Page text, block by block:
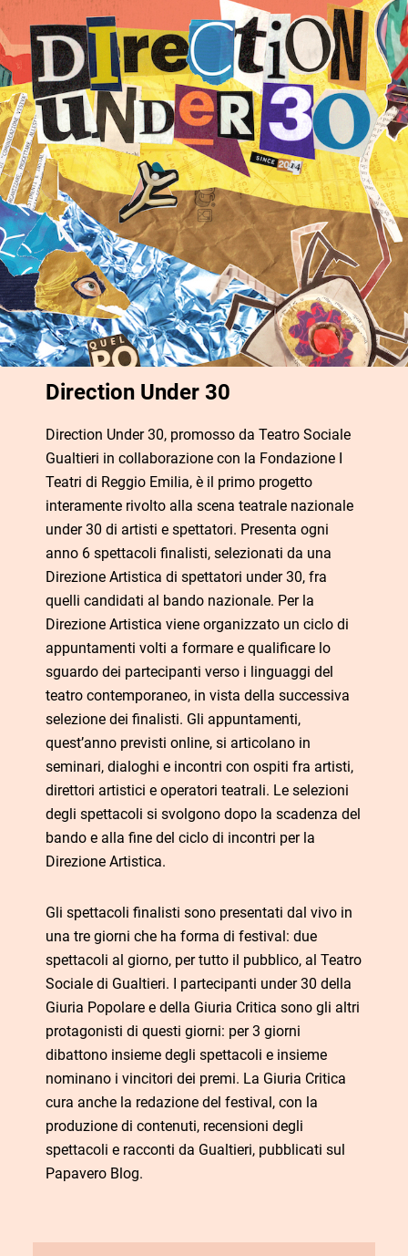
Direction Under 30
Direction Under 30, promosso da Teatro Sociale
Gualtieri in collaborazione con la Fondazione I
Teatri di Reggio Emilia, è il primo progetto
interamente rivolto alla scena teatrale nazionale
under 30 di artisti e spettatori. Presenta ogni
anno 6 spettacoli finalisti, selezionati da una
Direzione Artistica di spettatori under 30, fra
quelli candidati al bando nazionale. Per la
Direzione Artistica viene organizzato un ciclo di
appuntamenti volti a formare e qualificare lo
sguardo dei partecipanti verso i linguaggi del
teatro contemporaneo, in vista della successiva
selezione dei finalisti. Gli appuntamenti,
quest’anno previsti online, si articolano in
seminari, dialoghi e incontri con ospiti fra artisti,
direttori artistici e operatori teatrali. Le selezioni
degli spettacoli si svolgono dopo la scadenza del
bando e alla fine del ciclo di incontri per la
Direzione Artistica.
Gli spettacoli finalisti sono presentati dal vivo in
una tre giorni che ha forma di festival: due
spettacoli al giorno, per tutto il pubblico, al Teatro
Sociale di Gualtieri. I partecipanti under 30 della
Giuria Popolare e della Giuria Critica sono gli altri
protagonisti di questi giorni: per 3 giorni
dibattono insieme degli spettacoli e insieme
nominano i vincitori dei premi. La Giuria Critica
cura anche la redazione del festival, con la
produzione di contenuti, recensioni degli
spettacoli e racconti da Gualtieri, pubblicati sul
Papavero Blog.